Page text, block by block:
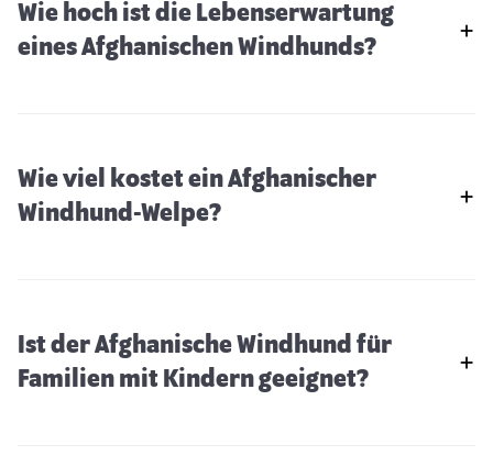
Wie hoch ist die Lebenserwartung
eines Afghanischen Windhunds?
Wie viel kostet ein Afghanischer
Windhund-Welpe?
Ist der Afghanische Windhund für
Familien mit Kindern geeignet?